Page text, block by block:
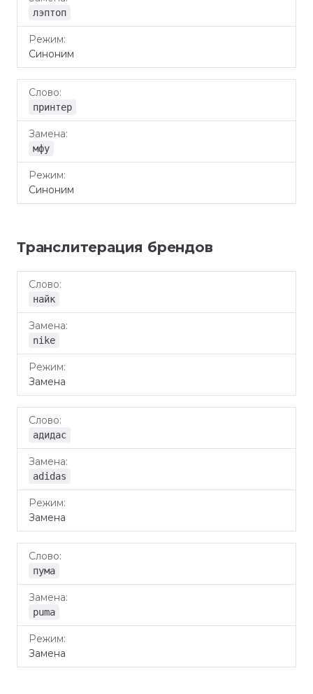
лэптоп
Синоним
принтер
мфу
Синоним
Транслитерация брендов
Слово
найк
nike
Замена
адидас
adidas
Замена
пума
puma
Замена